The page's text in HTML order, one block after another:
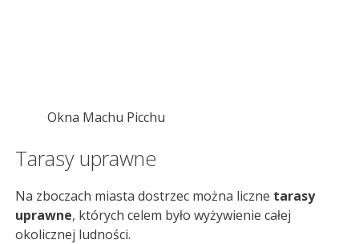
Okna Machu Picchu
Tarasy uprawne
Na zboczach miasta dostrzec można liczne tarasy
uprawne, których celem było wyżywienie całej
okolicznej ludności.